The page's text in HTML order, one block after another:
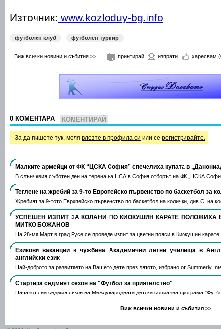
Източник: www.kozloduy-bg.info
футболен клуб футболен турнир
Виж всички новини и събития >> принтирай изпрати харесвам
0 КОМЕНТАРА КОМЕНТИРАЙ
За да пишете тук, моля влезте в профила си или се регистрирайте.
Малките армейци от ФК “ЦСКА София” спечелиха купата в
В слънчевия съботен ден на терена на НСА в София отборът на ФК „ЦСКА
Теглене на жребий за 9-то Европейско първенство по баскетбол за
Жребият за 9-тото Европейско първенство по баскетбол на колички, див.С, на
УСПЕШЕН ИЗПИТ ЗА КОЛАНИ ПО КИОКУШИН КАРАТЕ ПОЛОЖИХА
МИТКО БОЖАНОВ
На 28-ми Март в град Русе се проведе изпит за цветни пояси в Киокушин
Езикови ваканции​ в чужбина Академични летни училища в
английски език
Най-доброто за развитието на Вашето дете през лятото, избрано от Summerly
Стартира седмият сезон на "Футбол за приятелство"
Началото на седмия сезон на Международната детска социална програма
Виж всички новини и събития >>